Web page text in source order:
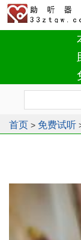
首页 > 免费试听